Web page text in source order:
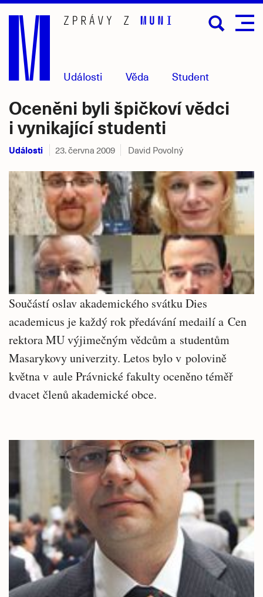
Přejít
hlavní
obsah
Události Věda Student
Oceněni byli špičkoví vědci
i vynikající studenti
Události 23. června 2009 David Povolný
Součástí oslav akademického svátku Dies
academicus je každý rok předávání medailí a Cen
rektora MU výjimečným vědcům a studentům
Masarykovy univerzity. Letos bylo v polovině
května v aule Právnické fakulty oceněno téměř
dvacet členů akademické obce.